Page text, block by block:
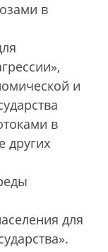
в
и
в
других
для